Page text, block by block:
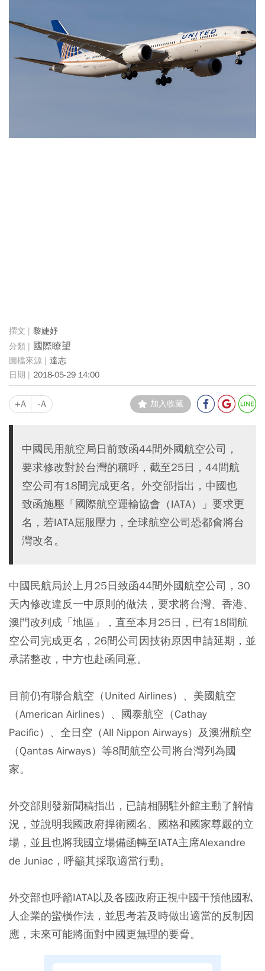
黎婕妤
國際瞭望
達志
2018-05-29 14:00
+A -A 加入收藏
中國民用航空局日前致函44間外國航空公司，
要求修改對於台灣的稱呼，截至25日，44間航
空公司有18間完成更名。外交部指出，中國也
致函施壓「國際航空運輸協會（IATA）」要求更
名，若IATA屈服壓力，全球航空公司恐都會將台
灣改名。
中國民航局於上月25日致函44間外國航空公司，30
天內修改違反一中原則的做法，要求將台灣、香港、
澳門改列成「地區」，直至本月25日，已有18間航
空公司完成更名，26間公司因技術原因申請延期，並
承諾整改，中方也赴函同意。
目前仍有聯合航空（United Airlines）、美國航空
（American Airlines）、國泰航空（Cathay
Pacific）、全日空（All Nippon Airways）及澳洲航空
（Qantas Airways）等8間航空公司將台灣列為國
家。
外交部則發新聞稿指出，已請相關駐外館主動了解情
況，並說明我國政府捍衛國名、國格和國家尊嚴的立
場，並且也將我國立場備函轉至IATA主席Alexandre
de Juniac，呼籲其採取適當行動。
外交部也呼籲IATA以及各國政府正視中國干預他國私
人企業的蠻橫作法，並思考若及時做出適當的反制因
應，未來可能將面對中國更無理的要脅。